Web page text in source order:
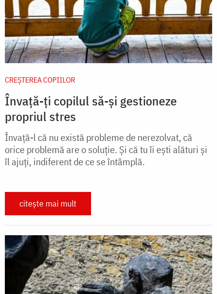
CREŞTEREA COPIILOR
Învață-ți copilul să-și gestioneze
propriul stres
Învață-l că nu există probleme de nerezolvat, că
orice problemă are o soluție. Și că tu îi ești alături și
îl ajuți, indiferent de ce se întâmplă.
citește mai mult